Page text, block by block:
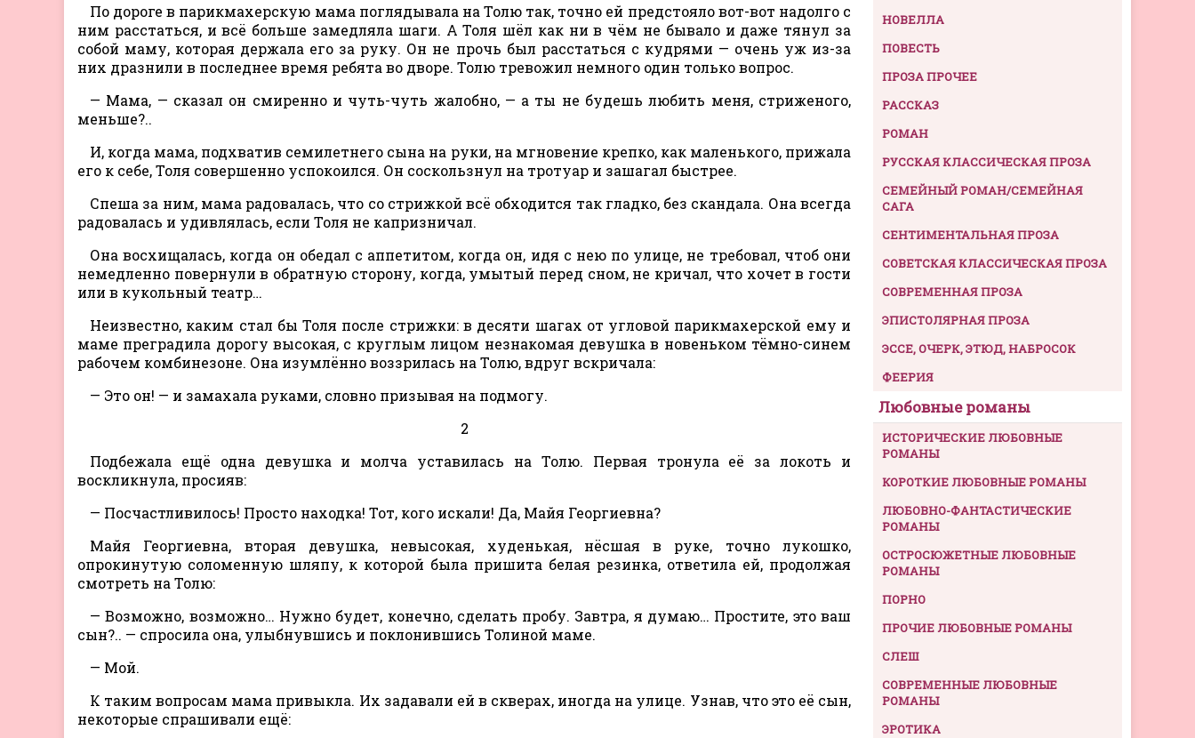
По дороге в парикмахерскую мама поглядывала на Толю так, точно ей предстояло вот-вот надолго с
ним расстаться, и всё больше замедляла шаги. А Толя шёл как ни в чём не бывало и даже тянул за
собой маму, которая держала его за руку. Он не прочь был расстаться с кудрями — очень уж из-за
них дразнили в последнее время ребята во дворе. Толю тревожил немного один только вопрос.
— Мама, — сказал он смиренно и чуть-чуть жалобно, — а ты не будешь любить меня, стриженого,
меньше?..
И, когда мама, подхватив семилетнего сына на руки, на мгновение крепко, как маленького, прижала
его к себе, Толя совершенно успокоился. Он соскользнул на тротуар и зашагал быстрее.
Спеша за ним, мама радовалась, что со стрижкой всё обходится так гладко, без скандала. Она всегда
радовалась и удивлялась, если Толя не капризничал.
Она восхищалась, когда он обедал с аппетитом, когда он, идя с нею по улице, не требовал, чтоб они
немедленно повернули в обратную сторону, когда, умытый перед сном, не кричал, что хочет в гости
или в кукольный театр…
Неизвестно, каким стал бы Толя после стрижки: в десяти шагах от угловой парикмахерской ему и
маме преградила дорогу высокая, с круглым лицом незнакомая девушка в новеньком тёмно-синем
рабочем комбинезоне. Она изумлённо воззрилась на Толю, вдруг вскричала:
— Это он! — и замахала руками, словно призывая на подмогу.
2
Подбежала ещё одна девушка и молча уставилась на Толю. Первая тронула её за локоть и
воскликнула, просияв:
— Посчастливилось! Просто находка! Тот, кого искали! Да, Майя Георгиевна?
Майя Георгиевна, вторая девушка, невысокая, худенькая, нёсшая в руке, точно лукошко,
опрокинутую соломенную шляпу, к которой была пришита белая резинка, ответила ей, продолжая
смотреть на Толю:
— Возможно, возможно… Нужно будет, конечно, сделать пробу. Завтра, я думаю… Простите, это ваш
сын?.. — спросила она, улыбнувшись и поклонившись Толиной маме.
— Мой.
К таким вопросам мама привыкла. Их задавали ей в скверах, иногда на улице. Узнав, что это её сын,
некоторые спрашивали ещё:
НОВЕЛЛА
ПОВЕСТЬ
ПРОЗА ПРОЧЕЕ
РАССКАЗ
РОМАН
РУССКАЯ КЛАССИЧЕСКАЯ ПРОЗА
СЕМЕЙНЫЙ РОМАН/СЕМЕЙНАЯ
САГА
СЕНТИМЕНТАЛЬНАЯ ПРОЗА
СОВЕТСКАЯ КЛАССИЧЕСКАЯ ПРОЗА
СОВРЕМЕННАЯ ПРОЗА
ЭПИСТОЛЯРНАЯ ПРОЗА
ЭССЕ, ОЧЕРК, ЭТЮД, НАБРОСОК
ФЕЕРИЯ
Любовные романы
ИСТОРИЧЕСКИЕ ЛЮБОВНЫЕ
РОМАНЫ
КОРОТКИЕ ЛЮБОВНЫЕ РОМАНЫ
ЛЮБОВНО-ФАНТАСТИЧЕСКИЕ
РОМАНЫ
ОСТРОСЮЖЕТНЫЕ ЛЮБОВНЫЕ
РОМАНЫ
ПОРНО
ПРОЧИЕ ЛЮБОВНЫЕ РОМАНЫ
СЛЕШ
СОВРЕМЕННЫЕ ЛЮБОВНЫЕ
РОМАНЫ
ЭРОТИКА